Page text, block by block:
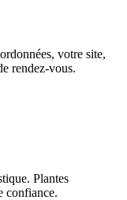
votre site,
rendez-vous.
Plantes
confiance.